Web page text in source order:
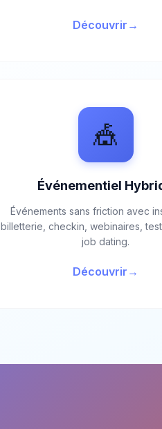
Découvrir
🎪
Événementiel
Événements sans friction avec
billetterie, checkin, webinaires,
job dating.
Découvrir